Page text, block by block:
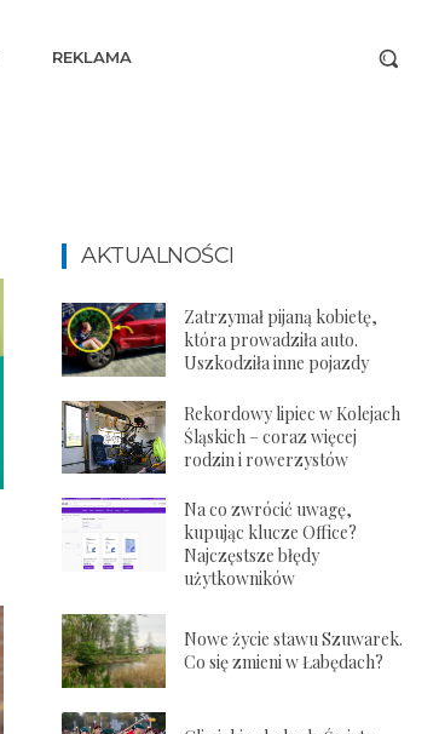
REKLAMA
AKTUALNOŚCI
Zatrzymał pijaną kobietę,
która prowadziła auto.
Uszkodziła inne pojazdy
Rekordowy lipiec w Kolejach
Śląskich – coraz więcej
rodzin i rowerzystów
Na co zwrócić uwagę,
kupując klucze Office?
Najczęstsze błędy
użytkowników
Nowe życie stawu Szuwarek.
Co się zmieni w Łabędach?